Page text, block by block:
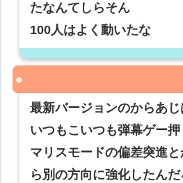
たなんてしらそん
100人はよく動いたな
最新バージョンのからあ
いつもこいつも弾幕ゲー
マリスモードの偏差突進
ら別の方向に強化したん